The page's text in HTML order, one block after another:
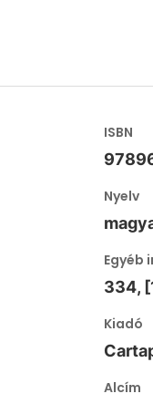
ISBN
Nyelv
Egyéb
334,
Kiadó
Alcím